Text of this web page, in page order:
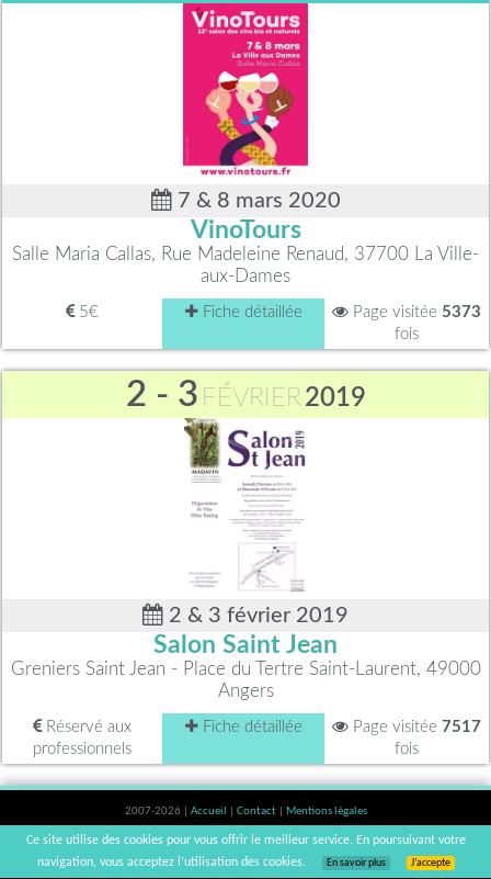
7 & 8 mars 2020
VinoTours
Salle Maria Callas, Rue Madeleine Renaud, 37700 La Ville-
aux-Dames
5€ Fiche détaillée Page visitée 5373
fois
2 - 3 FÉVRIER2019
2 & 3 février 2019
Salon Saint Jean
Greniers Saint Jean - Place du Tertre Saint-Laurent, 49000
Angers
Réservé aux
professionnels
Fiche détaillée Page visitée 7517
fois
2007-2026 | Accueil Contact
Mentions légales
L'abus d'alcool est dangereux pour la santé, à consommer avec modération. |
vinsnaturels | v3.12
Ce site utilise des cookies pour vous offrir le meilleur service. En poursuivant votre
navigation, vous acceptez l’utilisation des cookies.
En savoir plus J’accepte